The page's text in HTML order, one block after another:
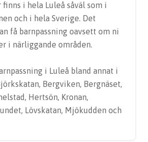
finns i hela Luleå såväl som i
och i hela Sverige. Det
få barnpassning oavsett om ni
i närliggande områden.
i Luleå bland annat i
Bergviken, Bergnäset,
Hertsön, Kronan,
Lövskatan, Mjökudden och